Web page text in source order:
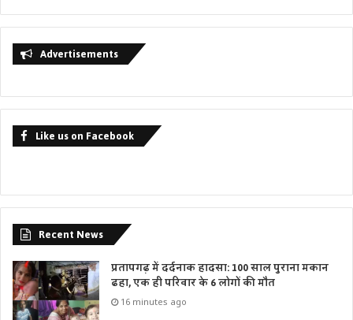
Advertisements
Like us on Facebook
Recent News
प्रतापगढ़ में दर्दनाक हादसा: 100 साल पुराना मकान
ढहा, एक ही परिवार के 6 लोगों की मौत
16 minutes ago